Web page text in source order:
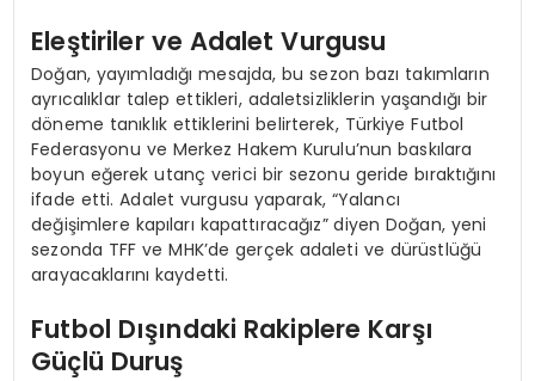
Eleştiriler ve Adalet Vurgusu
Doğan, yayımladığı mesajda, bu sezon bazı takımların
ayrıcalıklar talep ettikleri, adaletsizliklerin yaşandığı bir
döneme tanıklık ettiklerini belirterek, Türkiye Futbol
Federasyonu ve Merkez Hakem Kurulu’nun baskılara
boyun eğerek utanç verici bir sezonu geride bıraktığını
ifade etti. Adalet vurgusu yaparak, “Yalancı
değişimlere kapıları kapattıracağız” diyen Doğan, yeni
sezonda TFF ve MHK’de gerçek adaleti ve dürüstlüğü
arayacaklarını kaydetti.
Futbol Dışındaki Rakiplere Karşı
Güçlü Duruş